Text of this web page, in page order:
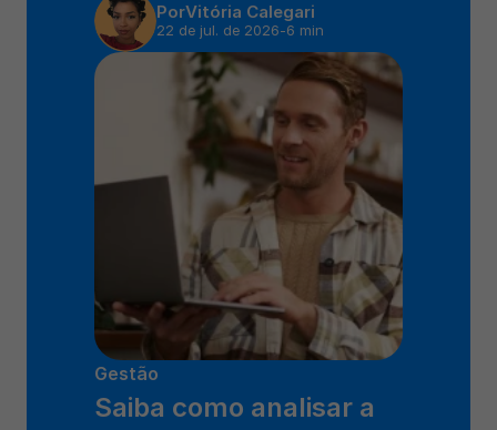
PorVitória Calegari
22 de jul. de 2026-6 min
Gestão
Saiba como analisar a